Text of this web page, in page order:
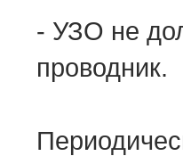
- УЗО не
проводник.